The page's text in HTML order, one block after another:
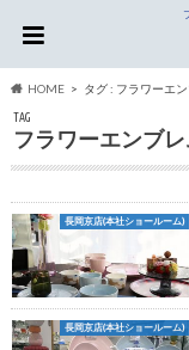
HOME タグ : フラワーエ
TAG
フラワーエンブレ
長岡京店(本社ショールーム)
長岡京店(本社ショールーム)